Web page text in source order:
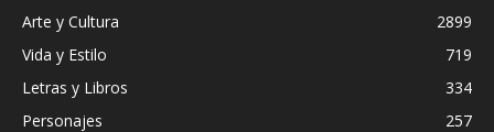
Arte y Cultura
2899
Vida y Estilo
719
Letras y Libros
334
Personajes
257